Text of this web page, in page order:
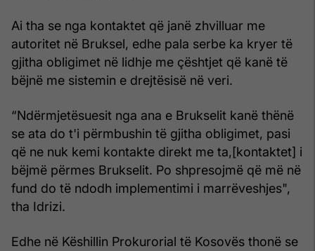
Ai tha se nga kontaktet që janë zhvilluar me
autoritet në Bruksel, edhe pala serbe ka kryer të
gjitha obligimet në lidhje me çështjet që kanë të
bëjnë me sistemin e drejtësisë në veri.
“Ndërmjetësuesit nga ana e Brukselit kanë thënë
se ata do t'i përmbushin të gjitha obligimet, pasi
që ne nuk kemi kontakte direkt me ta,[kontaktet] i
bëjmë përmes Brukselit. Po shpresojmë që më në
fund do të ndodh implementimi i marrëveshjes",
tha Idrizi.
Edhe në Këshillin Prokurorial të Kosovës thonë se